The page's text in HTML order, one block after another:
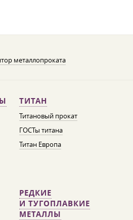
металлопроката
ТИТАН
Титановый прокат
ГОСТы титана
Титан Европа
РЕДКИЕ
И ТУГОПЛАВКИЕ
МЕТАЛЛЫ